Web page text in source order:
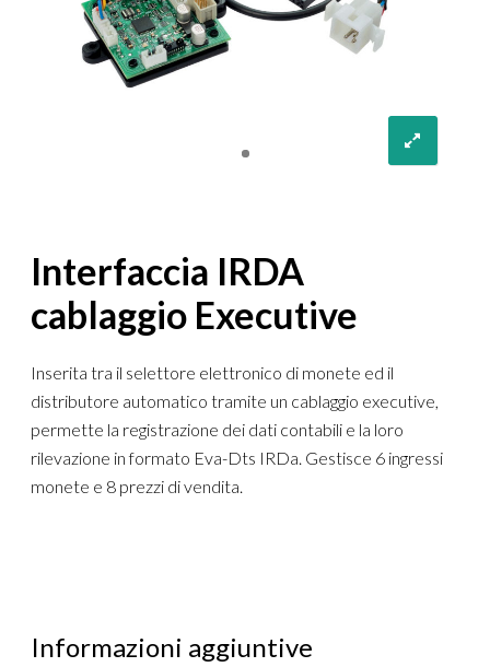
Interfaccia IRDA
cablaggio Executive
Inserita tra il selettore elettronico di monete ed il
distributore automatico tramite un cablaggio executive,
permette la registrazione dei dati contabili e la loro
rilevazione in formato Eva-Dts IRDa. Gestisce 6 ingressi
monete e 8 prezzi di vendita.
Informazioni aggiuntive